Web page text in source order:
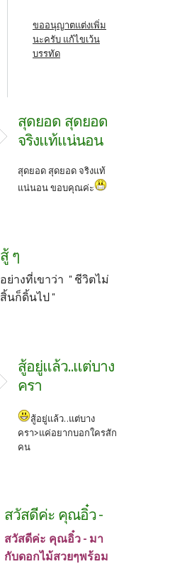
ขออนุญาตแต่งเพิ่ม
นะครับ แก้ไขเว้น
บรรทัด
สุดยอด สุดยอด
จริงแท้แน่นอน
สุดยอด สุดยอด จริงแท้
แน่นอน ขอบคุณค่ะ
สู้ ๆ
อย่างที่เขาว่า " ชีวิตไม่
สิ้นก็ดิ้นไป "
สู้อยู่แล้ว..แต่บาง
ครา
สู้อยู่แล้ว..แต่บาง
ครา>แค่อยากบอกใครสัก
คน
สวัสดีค่ะ คุณอิ๋ว -
สวัสดีค่ะ คุณอิ๋ว - มา
กับดอกไม้สวยๆพร้อม